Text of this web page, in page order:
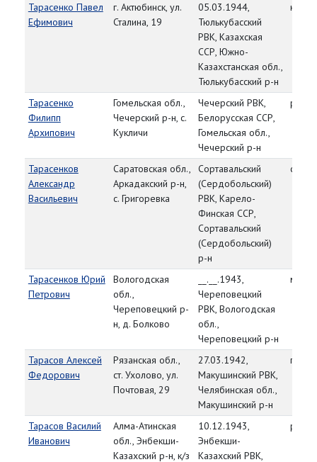
Тарасенко Павел
Ефимович
г. Актюбинск, ул.
Сталина, 19
05.03.1944,
Тюлькубасский
РВК, Казахская
ССР, Южно-
Казахстанская обл.,
Тюлькубасский р-н
Тарасенко
Филипп
Архипович
Гомельская обл.,
Чечерский р-н, с.
Кукличи
Чечерский РВК,
Белорусская ССР,
Гомельская обл.,
Чечерский р-н
Тарасенков
Александр
Васильевич
Саратовская обл.,
Аркадакский р-н,
с. Григоревка
Сортавальский
(Сердобольский)
РВК, Карело-
Финская ССР,
Сортавальский
(Сердобольский)
р-н
ст.
Тарасенков Юрий
Петрович
Вологодская
обл.,
Череповецкий р-
н, д. Болково
__.__.1943,
Череповецкий
РВК, Вологодская
обл.,
Череповецкий р-н
мл.
Тарасов Алексей
Федорович
Рязанская обл.,
ст. Ухолово, ул.
Почтовая, 29
27.03.1942,
Макушинский РВК,
Челябинская обл.,
Макушинский р-н
гв.
Тарасов Василий
Иванович
Алма-Атинская
обл., Энбекши-
Казахский р-н, к/з
10.12.1943,
Энбекши-
Казахский РВК,